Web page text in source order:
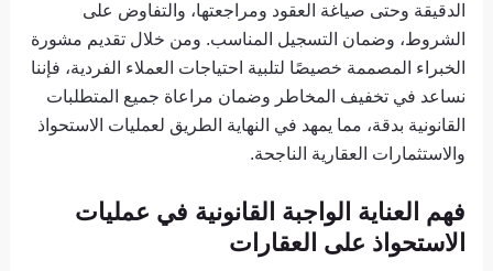
الدقيقة وحتى صياغة العقود ومراجعتها، والتفاوض على
الشروط، وضمان التسجيل المناسب. ومن خلال تقديم مشورة
الخبراء المصممة خصيصًا لتلبية احتياجات العملاء الفردية، فإننا
نساعد في تخفيف المخاطر وضمان مراعاة جميع المتطلبات
القانونية بدقة، مما يمهد في النهاية الطريق لعمليات الاستحواذ
والاستثمارات العقارية الناجحة.
فهم العناية الواجبة القانونية في عمليات
الاستحواذ على العقارات